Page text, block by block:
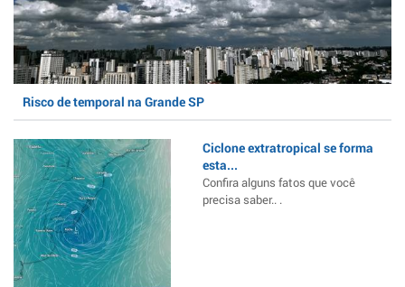
Risco de temporal na Grande SP
Ciclone extratropical se forma
esta...
Confira alguns fatos que você
precisa saber.. .